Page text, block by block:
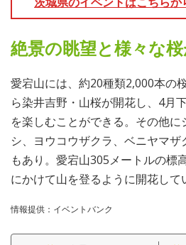
絶景の眺望と様々な
愛宕山には、約20種類2,000本の
ら染井吉野・山桜が開花し、4月
を楽しむことができる。その他
シ、ヨウコウザクラ、ベニヤマ
もあり。愛宕山305メートルの標
にかけて山を登るように開花して
情報提供：イベントバンク